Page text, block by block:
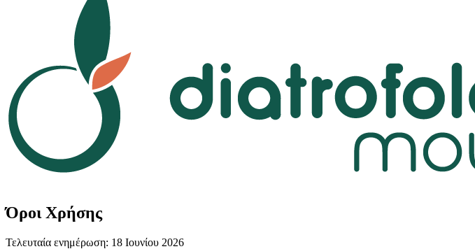
Όροι Χρήσης
Τελευταία ενημέρωση: 18 Ιουνίου 2026